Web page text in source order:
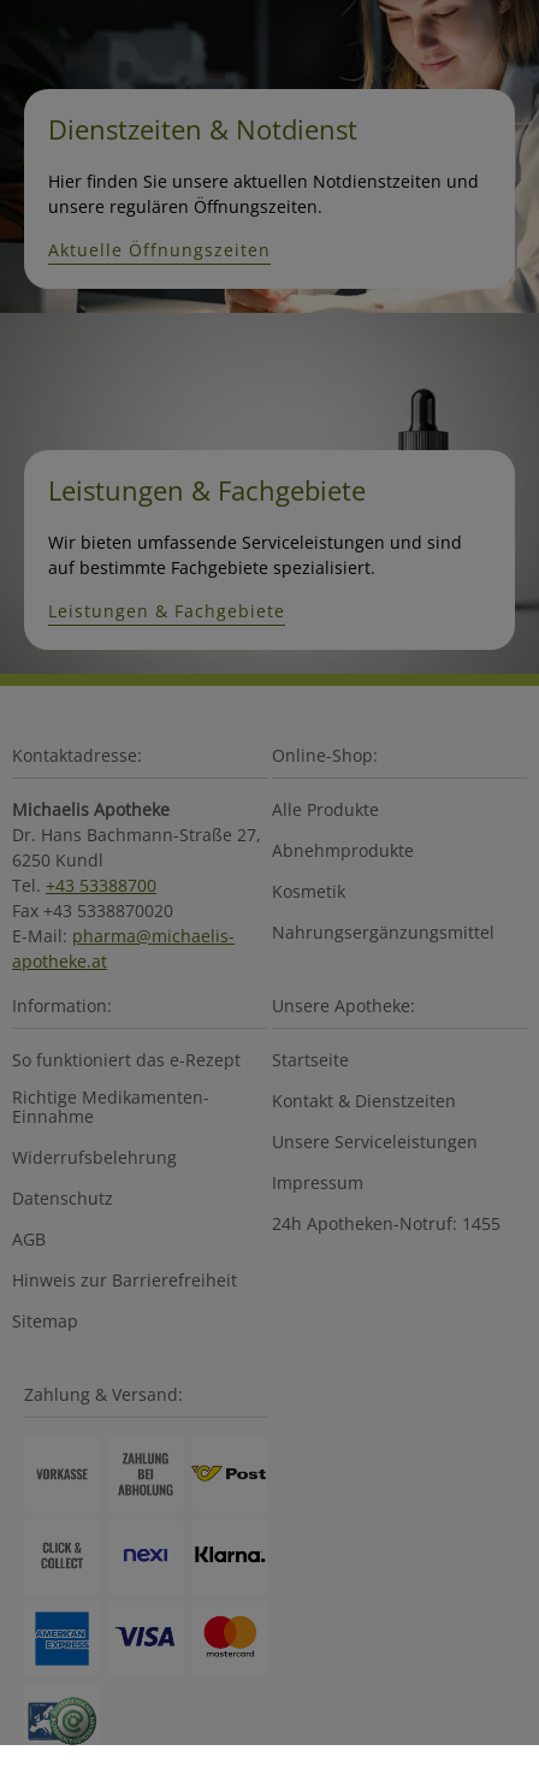
Dienstzeiten & Notdienst
Hier finden Sie unsere aktuellen Notdienstzeiten und
unsere regulären Öffnungszeiten.
Aktuelle Öffnungszeiten
Leistungen & Fachgebiete
Wir bieten umfassende Serviceleistungen und sind
auf bestimmte Fachgebiete spezialisiert.
Leistungen & Fachgebiete
Kontaktadresse:
Michaelis Apotheke
Dr. Hans Bachmann-Straße 27,
6250 Kundl
Tel. +43 53388700
Fax +43 5338870020
E-Mail: pharma@michaelis-
apotheke.at
Online-Shop:
Alle Produkte
Abnehmprodukte
Kosmetik
Nahrungsergänzungsmittel
Information:
So funktioniert das e-Rezept
Richtige Medikamenten-
Einnahme
Widerrufsbelehrung
Datenschutz
AGB
Hinweis zur Barrierefreiheit
Sitemap
Unsere Apotheke:
Startseite
Kontakt & Dienstzeiten
Unsere Serviceleistungen
Impressum
24h Apotheken-Notruf: 1455
Zahlung & Versand: